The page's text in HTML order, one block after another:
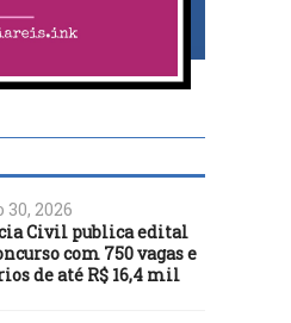
e
DESTAQUES
Campanha de vacinação
Ilhéus
2026
Civil publica edital
com 750 vagas e
de até R$ 16,4 mil